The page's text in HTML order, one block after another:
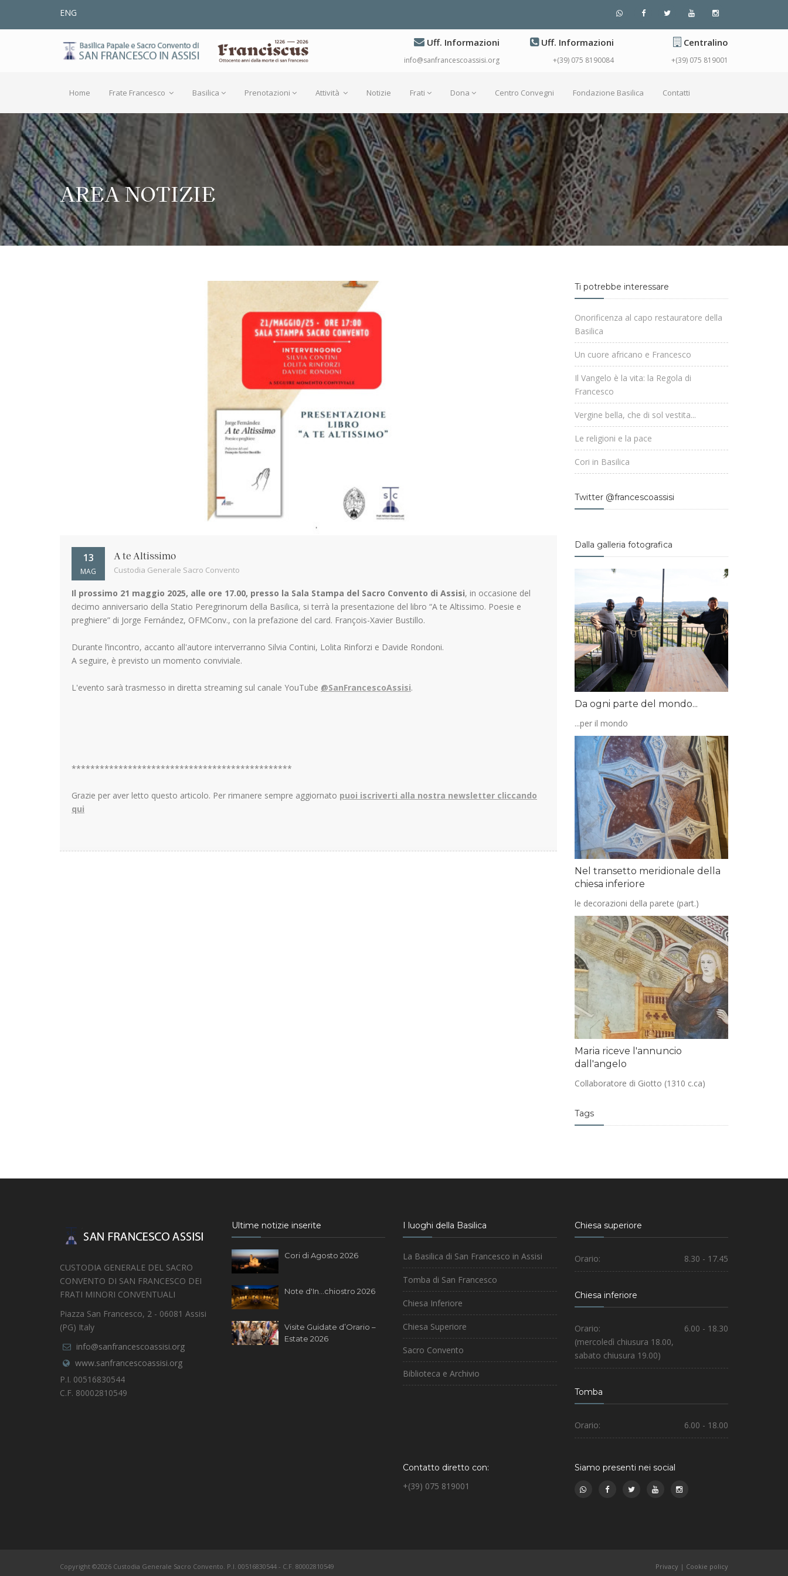
ENG
Uff. Informazioni
info@sanfrancescoassisi.org
Uff. Informazioni
+(39) 075 8190084
Centralino
+(39) 075 819001
Home Frate Francesco Basilica Prenotazioni Attività Notizie Frati Dona Centro Convegni Fondazione Basilica Contatti
AREA NOTIZIE
13
MAG
A te Altissimo
Custodia Generale Sacro Convento
Il prossimo 21 maggio 2025, alle ore 17.00, presso la Sala Stampa del Sacro Convento di Assisi, in occasione del
decimo anniversario della Statio Peregrinorum della Basilica, si terrà la presentazione del libro “A te Altissimo. Poesie e
preghiere” di Jorge Fernández, OFMConv., con la prefazione del card. François-Xavier Bustillo.
Durante l’incontro, accanto all'autore interverranno Silvia Contini, Lolita Rinforzi e Davide Rondoni.
A seguire, è previsto un momento conviviale.
L'evento sarà trasmesso in diretta streaming sul canale YouTube @SanFrancescoAssisi.
***********************************************
Grazie per aver letto questo articolo. Per rimanere sempre aggiornato puoi iscriverti alla nostra newsletter cliccando
qui
Ti potrebbe interessare
Onorificenza al capo restauratore della
Basilica
Un cuore africano e Francesco
Il Vangelo è la vita: la Regola di
Francesco
Vergine bella, che di sol vestita...
Le religioni e la pace
Cori in Basilica
Twitter @francescoassisi
Dalla galleria fotografica
Da ogni parte del mondo...
...per il mondo
Nel transetto meridionale della
chiesa inferiore
le decorazioni della parete (part.)
Maria riceve l'annuncio
dall'angelo
Collaboratore di Giotto (1310 c.ca)
Tags
CUSTODIA GENERALE DEL SACRO
CONVENTO DI SAN FRANCESCO DEI
FRATI MINORI CONVENTUALI
Piazza San Francesco, 2 - 06081 Assisi
(PG) Italy
info@sanfrancescoassisi.org
www.sanfrancescoassisi.org
P.I. 00516830544
C.F. 80002810549
Ultime notizie inserite
Cori di Agosto 2026
Note d'In...chiostro 2026
Visite Guidate d’Orario –
Estate 2026
I luoghi della Basilica
La Basilica di San Francesco in Assisi
Tomba di San Francesco
Chiesa Inferiore
Chiesa Superiore
Sacro Convento
Biblioteca e Archivio
Chiesa superiore
Orario: 8.30 - 17.45
Chiesa inferiore
Orario:
6.00 - 18.30
(mercoledì chiusura 18.00,
sabato chiusura 19.00)
Tomba
Orario: 6.00 - 18.00
Contatto diretto con:
+(39) 075 819001
Siamo presenti nei social
Copyright ©2026 Custodia Generale Sacro Convento. P.I. 00516830544 - C.F. 80002810549 Privacy | Cookie policy